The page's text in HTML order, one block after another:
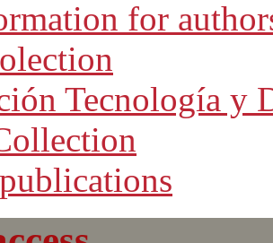
for
Tecnología y